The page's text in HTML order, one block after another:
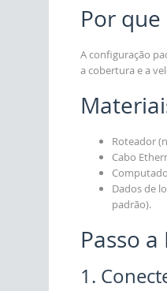
Por
A configuração
a cobertura e a
Roteador
Cabo
Dados de
padrão).
Passo
1.